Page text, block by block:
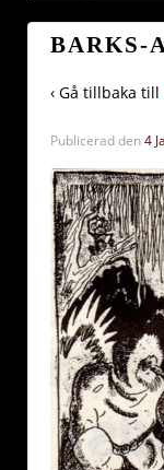
BARKS-
‹ Gå tillbaka till
Publicerad den4